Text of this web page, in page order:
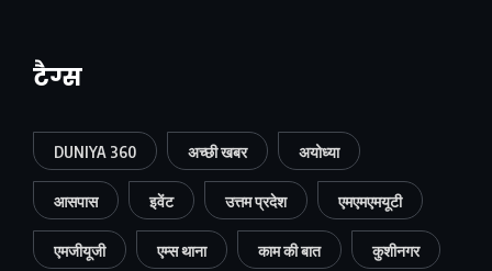
टैग्स
DUNIYA 360 अच्छी खबर अयोध्या
आसपास इवेंट उत्तम प्रदेश एमएमएमयूटी
एमजीयूजी एम्स थाना काम की बात कुशीनगर